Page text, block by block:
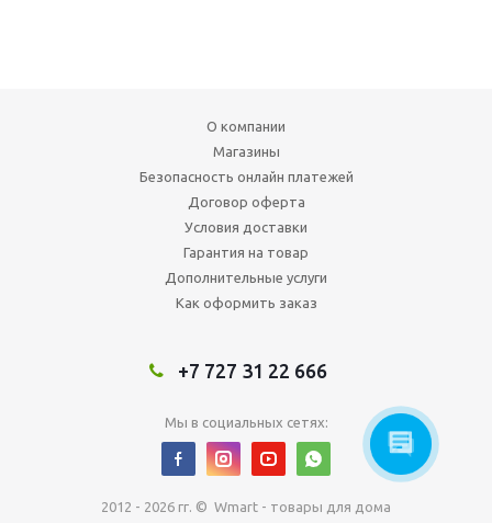
О компании
Магазины
Безопасность онлайн платежей
Договор оферта
Условия доставки
Гарантия на товар
Дополнительные услуги
Как оформить заказ
+7 727 31 22 666
Мы в социальных сетях:
2012 - 2026 гг. © Wmart - товары для дома